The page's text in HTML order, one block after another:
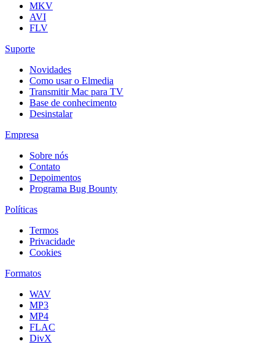
MKV
AVI
FLV
Suporte
Novidades
Como usar o Elmedia
Transmitir Mac para TV
Base de conhecimento
Desinstalar
Empresa
Sobre nós
Contato
Depoimentos
Programa Bug Bounty
Políticas
Termos
Privacidade
Cookies
Formatos
WAV
MP3
MP4
FLAC
DivX